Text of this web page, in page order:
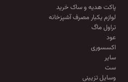
پاکت هدیه و ساک خرید
لوازم یکبار مصرف آشپزخانه
تراول ماگ
عود
اکسسوری
سایر
ست
وسایل تزیینی